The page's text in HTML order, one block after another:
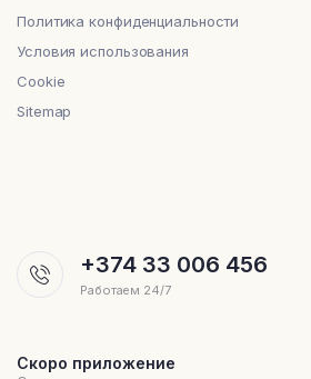
Политика конфиденциальности
Условия использования
Cookie
Sitemap
+374 33 006 456
Работаем 24/7
Скоро приложение